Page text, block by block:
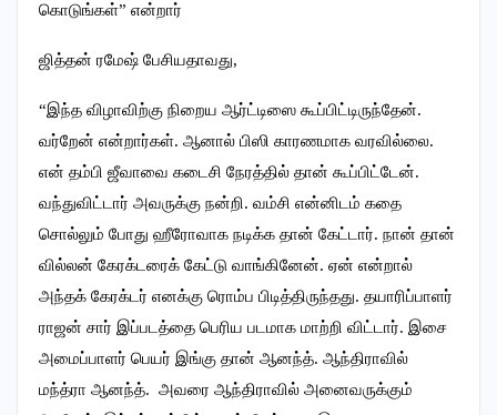
கொடுங்கள்” என்றார்
ஜித்தன் ரமேஷ் பேசியதாவது,
“இந்த விழாவிற்கு நிறைய ஆர்ட்டிஸை கூப்பிட்டிருந்தேன்.
வர்றேன் என்றார்கள். ஆனால் பிஸி காரணமாக வரவில்லை.
என் தம்பி ஜீவாவை கடைசி நேரத்தில் தான் கூப்பிட்டேன்.
வந்துவிட்டார் அவருக்கு நன்றி. வம்சி என்னிடம் கதை
சொல்லும் போது ஹீரோவாக நடிக்க தான் கேட்டார். நான் தான்
வில்லன் கேரக்டரைக் கேட்டு வாங்கினேன். ஏன் என்றால்
அந்தக் கேரக்டர் எனக்கு ரொம்ப பிடித்திருந்தது. தயாரிப்பாளர்
ராஜன் சார் இப்படத்தை பெரிய படமாக மாற்றி விட்டார். இசை
அமைப்பாளர் பெயர் இங்கு தான் ஆனந்த். ஆந்திராவில்
மந்த்ரா ஆனந்த். அவரை ஆந்திராவில் அனைவருக்கும்